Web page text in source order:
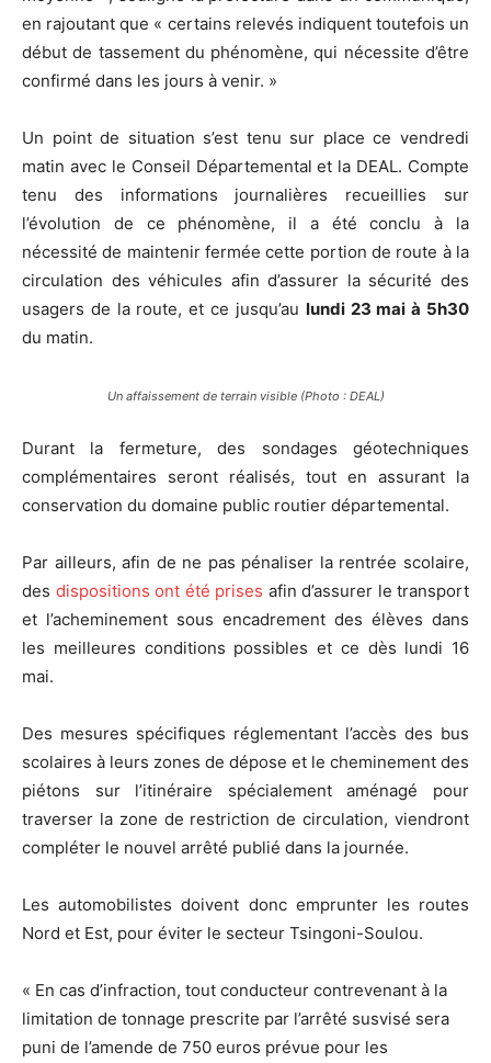
en rajoutant que « certains relevés indiquent toutefois un
début de tassement du phénomène, qui nécessite d’être
confirmé dans les jours à venir. »
Un point de situation s’est tenu sur place ce vendredi
matin avec le Conseil Départemental et la DEAL. Compte
tenu des informations journalières recueillies sur
l’évolution de ce phénomène, il a été conclu à la
nécessité de maintenir fermée cette portion de route à la
circulation des véhicules afin d’assurer la sécurité des
usagers de la route, et ce jusqu’au lundi 23 mai à 5h30
du matin.
Un affaissement de terrain visible (Photo : DEAL)
Durant la fermeture, des sondages géotechniques
complémentaires seront réalisés, tout en assurant la
conservation du domaine public routier départemental.
Par ailleurs, afin de ne pas pénaliser la rentrée scolaire,
des dispositions ont été prises afin d’assurer le transport
et l’acheminement sous encadrement des élèves dans
les meilleures conditions possibles et ce dès lundi 16
mai.
Des mesures spécifiques réglementant l’accès des bus
scolaires à leurs zones de dépose et le cheminement des
piétons sur l’itinéraire spécialement aménagé pour
traverser la zone de restriction de circulation, viendront
compléter le nouvel arrêté publié dans la journée.
Les automobilistes doivent donc emprunter les routes
Nord et Est, pour éviter le secteur Tsingoni-Soulou.
« En cas d’infraction, tout conducteur contrevenant à la
limitation de tonnage prescrite par l’arrêté susvisé sera
puni de l’amende de 750 euros prévue pour les